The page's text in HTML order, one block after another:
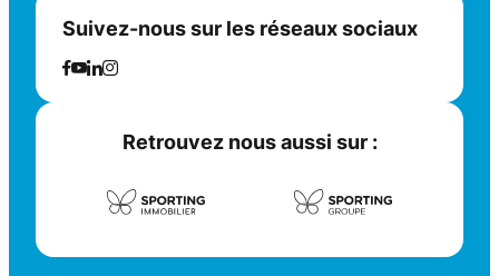
Suivez-nous sur les réseaux sociaux
Retrouvez nous aussi sur :